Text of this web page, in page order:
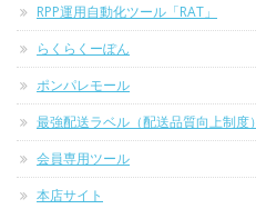
RPP運用自動化ツール「RAT」
らくらくーぽん
ポンパレモール
最強配送ラベル（配送品質向上制度）
会員専用ツール
本店サイト